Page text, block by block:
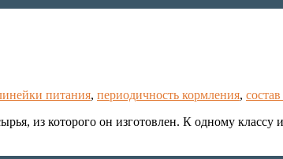
питания, периодичность кормления,
из которого он изготовлен. К одному